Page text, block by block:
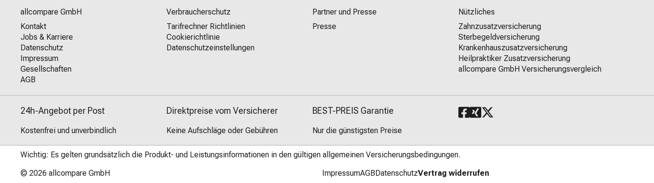
allcompare GmbH
Kontakt
Jobs & Karriere
Datenschutz
Impressum
Gesellschaften
AGB
Verbraucherschutz
Tarifrechner Richtlinien
Cookierichtlinie
Datenschutzeinstellungen
Partner und Presse
Presse
Nützliches
Zahnzusatzversicherung
Sterbegeldversicherung
Krankenhauszusatzversicherung
Heilpraktiker Zusatzversicherung
allcompare GmbH Versicherungsvergleich
24h-Angebot per Post
Kostenfrei und unverbindlich
Direktpreise vom Versicherer
Keine Aufschläge oder Gebühren
BEST-PREIS Garantie
Nur die günstigsten Preise
Wichtig: Es gelten grundsätzlich die Produkt- und Leistungsinformationen in den gültigen allgemeinen Versicherungsbedingungen.
© 2026 allcompare GmbH ImpressumAGBDatenschutzVertrag widerrufen